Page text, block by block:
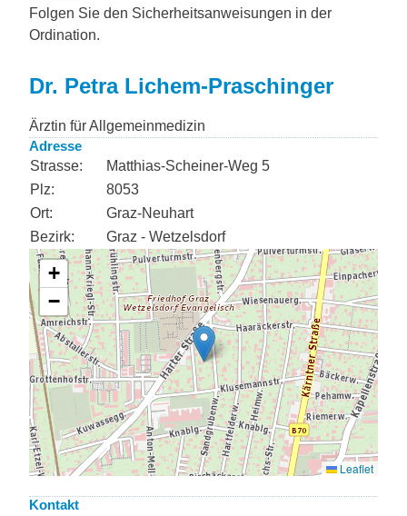
Folgen Sie den Sicherheitsanweisungen in der
Ordination.
Dr. Petra Lichem-Praschinger
Ärztin für Allgemeinmedizin
Adresse
Strasse:
Matthias-Scheiner-Weg 5
Plz:
8053
Ort:
Graz-Neuhart
Bezirk:
Graz - Wetzelsdorf
Kontakt